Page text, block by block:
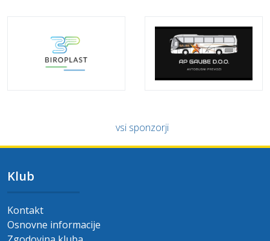
vsi sponzorji
Klub
Kontakt
Osnovne informacije